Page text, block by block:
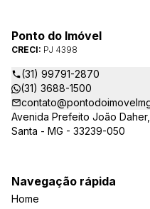
Ponto do Imóvel
CRECI: PJ 4398
(31) 99791-2870
(31) 3688-1500
Avenida Prefeito João
Santa - MG - 33239-050
Navegação rápida
Home